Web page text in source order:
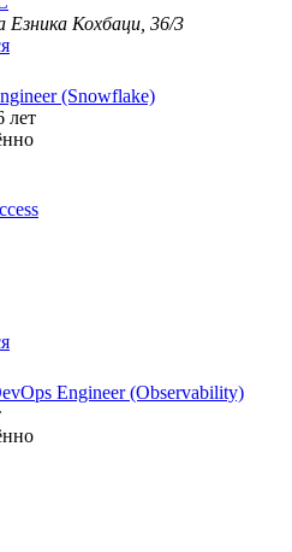
Езника Кохбаци, 36/3
(Snowflake)
лет
Engineer (Observability)